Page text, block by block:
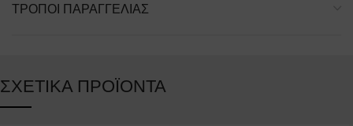
ΤΡΌΠΟΙ ΠΑΡΑΓΓΕΛΊΑΣ
ΣΧΕΤΙΚΆ ΠΡΟΪΌΝΤΑ